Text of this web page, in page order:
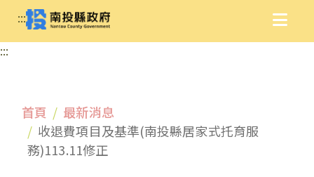
:::
:::
首頁
最新消息
收退費項目及基準(南投縣居家式托育服
務)113.11修正